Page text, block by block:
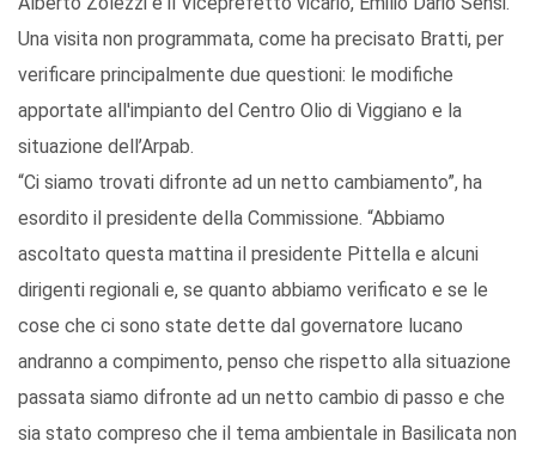
Una visita non programmata, come ha precisato Bratti, per
verificare principalmente due questioni: le modifiche
apportate all'impianto del Centro Olio di Viggiano e la
situazione dell’Arpab.
“Ci siamo trovati difronte ad un netto cambiamento”, ha
esordito il presidente della Commissione. “Abbiamo
ascoltato questa mattina il presidente Pittella e alcuni
dirigenti regionali e, se quanto abbiamo verificato e se le
cose che ci sono state dette dal governatore lucano
andranno a compimento, penso che rispetto alla situazione
passata siamo difronte ad un netto cambio di passo e che
sia stato compreso che il tema ambientale in Basilicata non